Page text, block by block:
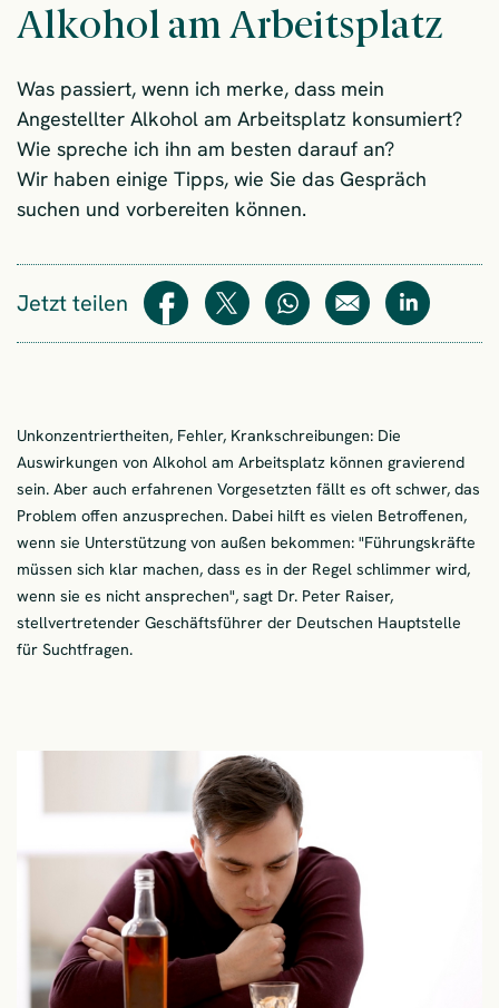
Alkohol am Arbeitsplatz
Was passiert, wenn ich merke, dass mein
Angestellter Alkohol am Arbeitsplatz konsumiert?
Wie spreche ich ihn am besten darauf an?
Wir haben einige Tipps, wie Sie das Gespräch
suchen und vorbereiten können.
Jetzt teilen Teilen Teilen WhatsAppE-Mail Teilen
Unkonzentriertheiten, Fehler, Krankschreibungen: Die
Auswirkungen von Alkohol am Arbeitsplatz können gravierend
sein. Aber auch erfahrenen Vorgesetzten fällt es oft schwer, das
Problem offen anzusprechen. Dabei hilft es vielen Betroffenen,
wenn sie Unterstützung von außen bekommen: "Führungskräfte
müssen sich klar machen, dass es in der Regel schlimmer wird,
wenn sie es nicht ansprechen", sagt Dr. Peter Raiser,
stellvertretender Geschäftsführer der Deutschen Hauptstelle
für Suchtfragen.